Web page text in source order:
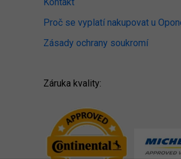
Proč se vyplatí nakupovat u
Zásady ochrany soukromí
Záruka kvality: